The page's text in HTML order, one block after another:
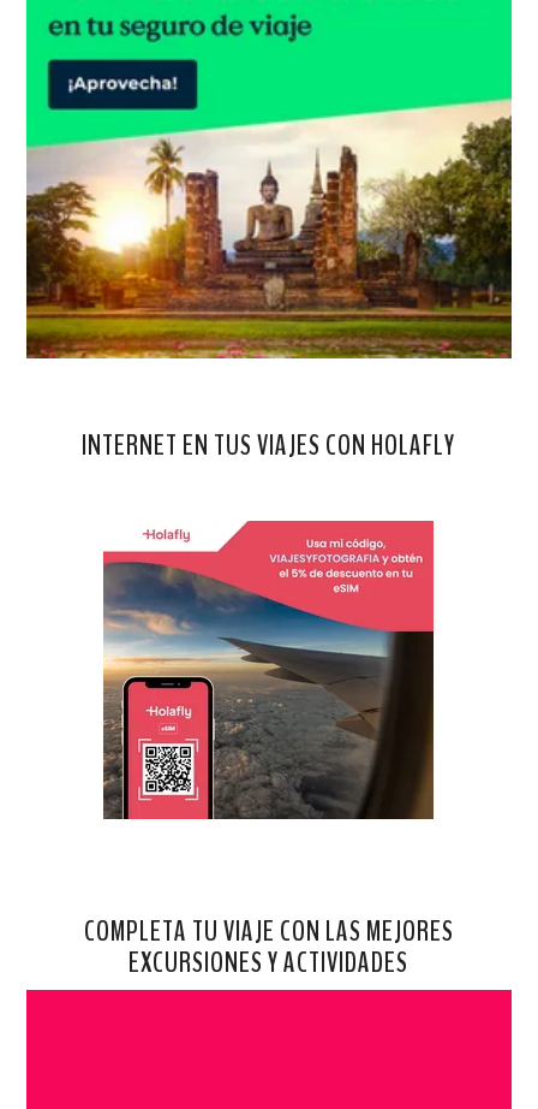
INTERNET EN TUS VIAJES CON HOLAFLY
COMPLETA TU VIAJE CON LAS MEJORES
EXCURSIONES Y ACTIVIDADES